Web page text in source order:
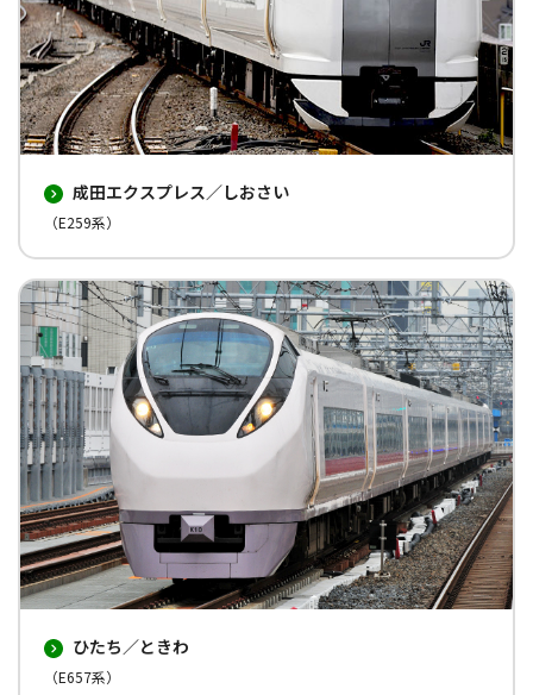
成田エクスプレス／しおさい
（E259系）
ひたち／ときわ
（E657系）